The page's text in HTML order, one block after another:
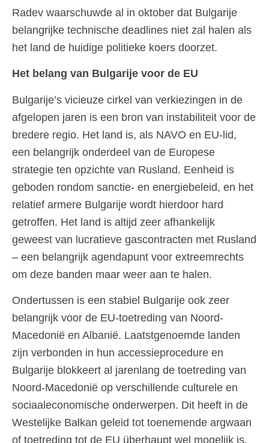
Radev waarschuwde al in oktober dat Bulgarije
belangrijke technische deadlines niet zal halen als
het land de huidige politieke koers doorzet.
Het belang van Bulgarije voor de EU
Bulgarije’s vicieuze cirkel van verkiezingen in de
afgelopen jaren is een bron van instabiliteit voor de
bredere regio. Het land is, als NAVO en EU-lid,
een belangrijk onderdeel van de Europese
strategie ten opzichte van Rusland. Eenheid is
geboden rondom sanctie- en energiebeleid, en het
relatief armere Bulgarije wordt hierdoor hard
getroffen. Het land is altijd zeer afhankelijk
geweest van lucratieve gascontracten met Rusland
– een belangrijk agendapunt voor extreemrechts
om deze banden maar weer aan te halen.
Ondertussen is een stabiel Bulgarije ook zeer
belangrijk voor de EU-toetreding van Noord-
Macedonië en Albanië. Laatstgenoemde landen
zijn verbonden in hun accessieprocedure en
Bulgarije blokkeert al jarenlang de toetreding van
Noord-Macedonië op verschillende culturele en
sociaaleconomische onderwerpen. Dit heeft in de
Westelijke Balkan geleid tot toenemende argwaan
of toetreding tot de EU überhaupt wel mogelijk is.